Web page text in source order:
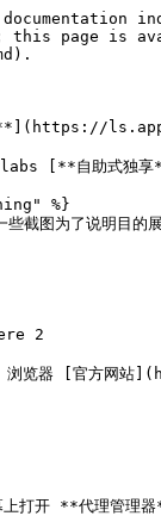
this page is
ls.app/) 是
[**自助
%}
截图为了说明目的
2
浏览器 [官方网
打开 **代理管理器